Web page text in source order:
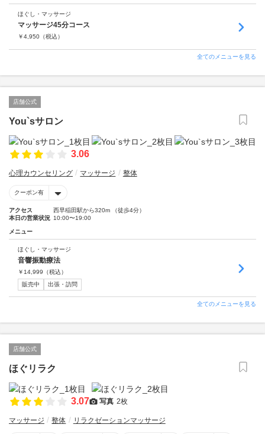
ほぐし・マッサージ
マッサージ45分コース
￥4,950 （税込）
全てのメニューを見る
店舗公式
You`sサロン
3.06
心理カウンセリング マッサージ 整体
クーポン有
アクセス
西早稲田駅から320m （徒歩4分）
本日の営業状況 10:00〜19:00
メニュー
ほぐし・マッサージ
音響振動療法
￥ 14,999 （税込）
販売中
出張・訪問
全てのメニューを見る
店舗公式
ほぐリラク
3.07 写真 2枚
マッサージ 整体 リラクゼーションマッサージ